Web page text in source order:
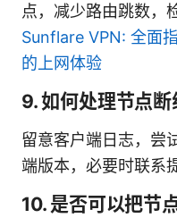
点，减少路由跳数，
Sunflare VPN: 全面
的上网体验
9. 如何处理节点断
留意客户端日志，尝
端版本，必要时联系
10. 是否可以把节